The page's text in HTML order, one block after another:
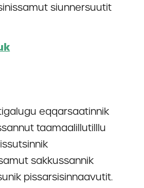
siunnersuutit
eqqarsaatinnik
taamaalillutilllu
sakkussannik
pissarsisinnaavutit.